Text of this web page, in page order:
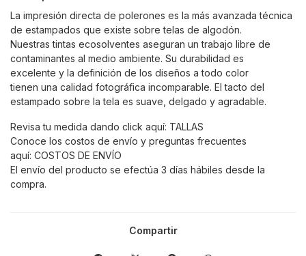
La impresión directa de polerones es la más avanzada técnica
de estampados que existe sobre telas de algodón.
Nuestras tintas ecosolventes aseguran un trabajo libre de
contaminantes al medio ambiente. Su durabilidad es
excelente y la definición de los diseños a todo color
tienen una calidad fotográfica incomparable. El tacto del
estampado sobre la tela es suave, delgado y agradable.
Revisa tu medida dando click aquí: TALLAS
Conoce los costos de envío y preguntas frecuentes
aquí: COSTOS DE ENVÍO
El envío del producto se efectúa 3 días hábiles desde la
compra.
Compartir